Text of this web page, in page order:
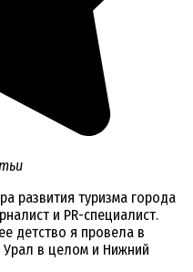
развития туризма города
и PR-специалист.
детство я провела в
в целом и Нижний